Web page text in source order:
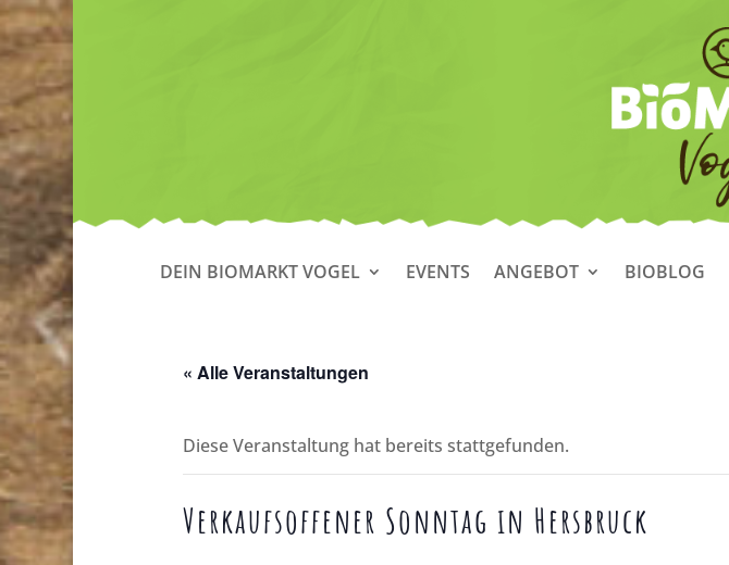
DEIN BIOMARKT VOGEL EVENTS ANGEBOT BIOBLOG
« Alle Veranstaltungen
Diese Veranstaltung hat bereits stattgefunden.
Verkaufsoffener Sonntag in Hersbruck